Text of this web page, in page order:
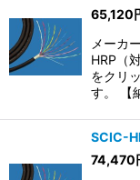
65,120
メーカ
HRP（
をクリ
す。 【
SCIC-
74,470